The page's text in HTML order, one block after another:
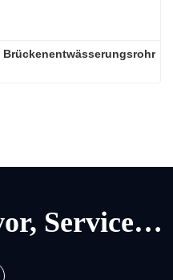
Brückenentwässerungsrohr
Qualität geht vor, Service geht vor